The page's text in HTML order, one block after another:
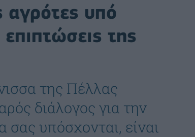
αγρότες υπό
της
της Πέλλας
διάλογος για την
υπόσχονται, είναι